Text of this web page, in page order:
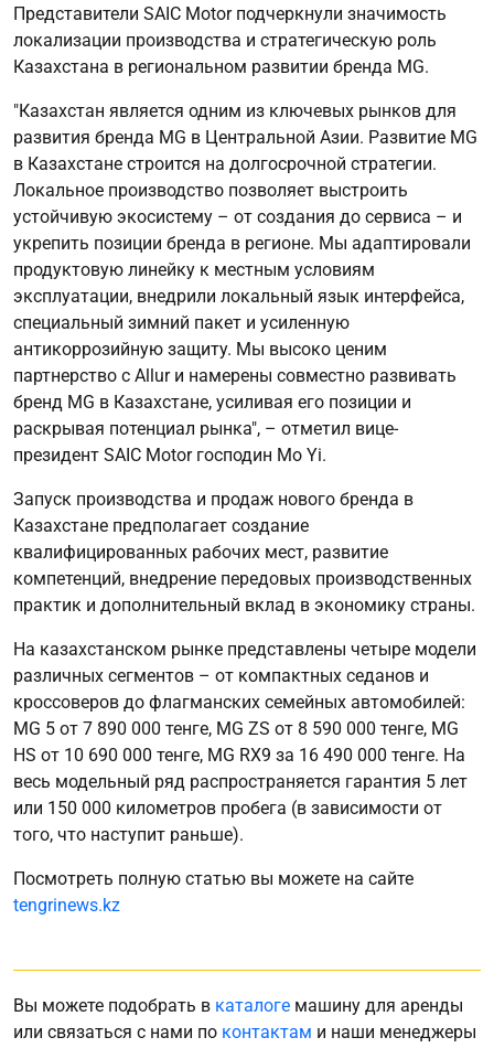
Представители SAIC Motor подчеркнули значимость
локализации производства и стратегическую роль
Казахстана в региональном развитии бренда MG.
"Казахстан является одним из ключевых рынков для
развития бренда MG в Центральной Азии. Развитие MG
в Казахстане строится на долгосрочной стратегии.
Локальное производство позволяет выстроить
устойчивую экосистему – от создания до сервиса – и
укрепить позиции бренда в регионе. Мы адаптировали
продуктовую линейку к местным условиям
эксплуатации, внедрили локальный язык интерфейса,
специальный зимний пакет и усиленную
антикоррозийную защиту. Мы высоко ценим
партнерство с Allur и намерены совместно развивать
бренд MG в Казахстане, усиливая его позиции и
раскрывая потенциал рынка", – отметил вице-
президент SAIC Motor господин Mo Yi.
Запуск производства и продаж нового бренда в
Казахстане предполагает создание
квалифицированных рабочих мест, развитие
компетенций, внедрение передовых производственных
практик и дополнительный вклад в экономику страны.
На казахстанском рынке представлены четыре модели
различных сегментов – от компактных седанов и
кроссоверов до флагманских семейных автомобилей:
MG 5 от 7 890 000 тенге, MG ZS от 8 590 000 тенге, MG
HS от 10 690 000 тенге, MG RX9 за 16 490 000 тенге. На
весь модельный ряд распространяется гарантия 5 лет
или 150 000 километров пробега (в зависимости от
того, что наступит раньше).
Посмотреть полную статью вы можете на сайте
tengrinews.kz
Вы можете подобрать в каталоге машину для аренды
или связаться с нами по контактам и наши менеджеры